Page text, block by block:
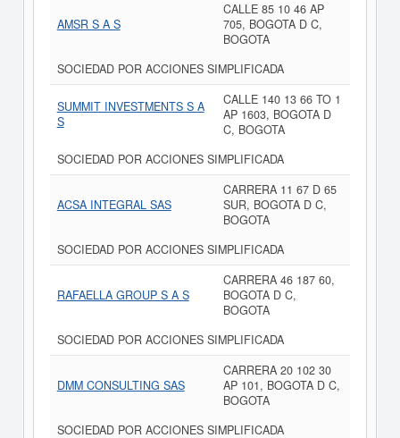
AMSR S A S
CALLE 85 10 46 AP
705, BOGOTA D C,
BOGOTA
SOCIEDAD POR ACCIONES SIMPLIFICADA
SUMMIT INVESTMENTS S A
S
CALLE 140 13 66 TO 1
AP 1603, BOGOTA D
C, BOGOTA
SOCIEDAD POR ACCIONES SIMPLIFICADA
ACSA INTEGRAL SAS
CARRERA 11 67 D 65
SUR, BOGOTA D C,
BOGOTA
SOCIEDAD POR ACCIONES SIMPLIFICADA
RAFAELLA GROUP S A S
CARRERA 46 187 60,
BOGOTA D C,
BOGOTA
SOCIEDAD POR ACCIONES SIMPLIFICADA
DMM CONSULTING SAS
CARRERA 20 102 30
AP 101, BOGOTA D C,
BOGOTA
SOCIEDAD POR ACCIONES SIMPLIFICADA